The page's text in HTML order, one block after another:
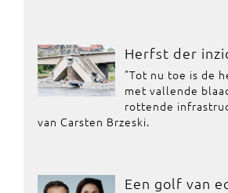
Herfst der
"Tot nu toe is de
met vallende
rottende
van Carsten Brzeski.
Een golf van